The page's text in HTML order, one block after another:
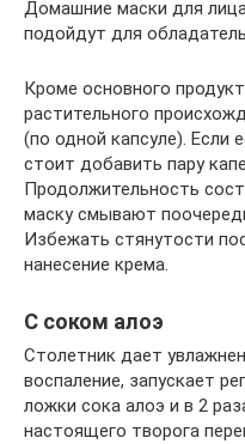
Домашние маски для
подойдут для
Кроме основного
растительного
(по одной капсуле). Если
стоит добавить пару
Продолжительность
маску смывают
Избежать стянутости
нанесение крема.
С соком алоэ
Столетник дает
воспаление, запускает
ложки сока алоэ и в 2
настоящего творога